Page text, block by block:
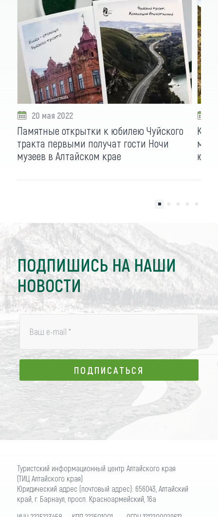
20 мая 2022
Памятные открытки к юбилею Чуйского
тракта первыми получат гости Ночи
музеев в Алтайском крае
ПОДПИШИСЬ НА НАШИ
НОВОСТИ
Ваш e-mail *
ПОДПИСАТЬСЯ
ПОДПИСАТЬСЯ
Туристский информационный центр Алтайского края
(ТИЦ Алтайского края)
Юридический адрес (почтовый адрес): 656043, Алтайский
край, г. Барнаул, просп. Красноармейский, 16а